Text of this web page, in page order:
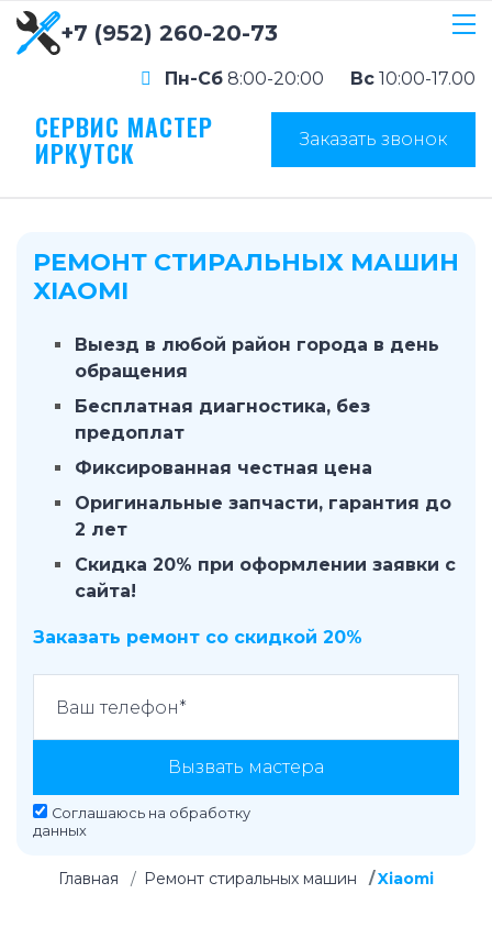
+7 (952) 260-20-73
Пн-Сб 8:00-20:00 Вс 10:00-17.00
СЕРВИС МАСТЕР
ИРКУТСК Заказать звонок
РЕМОНТ СТИРАЛЬНЫХ МАШИН
XIAOMI
Выезд в любой район города в день
обращения
Бесплатная диагностика, без
предоплат
Фиксированная честная цена
Оригинальные запчасти, гарантия до
2 лет
Скидка 20% при оформлении заявки с
сайта!
Заказать ремонт со скидкой 20%
Вызвать мастера
Соглашаюсь на обработку
данных
Главная Ремонт стиральных машин Xiaomi